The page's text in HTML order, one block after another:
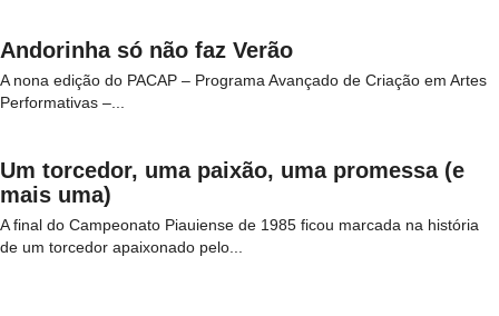
Andorinha só não faz Verão
A nona edição do PACAP – Programa Avançado de Criação em Artes
Performativas –...
Um torcedor, uma paixão, uma promessa (e
mais uma)
A final do Campeonato Piauiense de 1985 ficou marcada na história
de um torcedor apaixonado pelo...